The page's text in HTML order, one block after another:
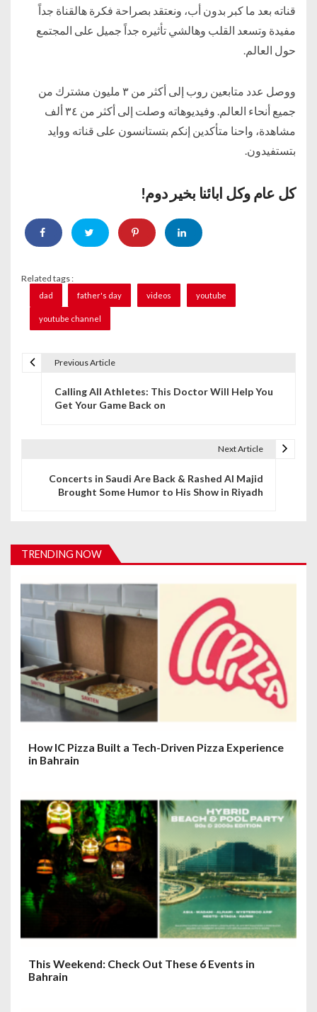
قناته بعد ما كبر بدون أب، ونعتقد بصراحة فكرة هالقناة جداً
مفيدة وتسعد القلب وهالشي تأثيره جداً جميل على المجتمع
حول العالم.
ووصل عدد متابعين روب إلى أكثر من ٣ مليون مشترك من
جميع أنحاء العالم. وفيديوهاته وصلت إلى أكثر من ٣٤ ألف
مشاهدة، واحنا متأكدين إنكم بتستانسون على قناته ووايد
بتستفيدون.
كل عام وكل ابائنا بخير دوم!
Related tags :
dad father's day videos youtube
youtube channel
i
a
t
i
o
n
Previous Article
Calling All Athletes: This Doctor Will Help You
Get Your Game Back on
Next Article
Concerts in Saudi Are Back & Rashed Al Majid
Brought Some Humor to His Show in Riyadh
TRENDING NOW
How IC Pizza Built a Tech-Driven Pizza Experience
in Bahrain
This Weekend: Check Out These 6 Events in
Bahrain